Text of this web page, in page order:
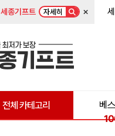
세종기프트 자세히 ×
전체 카테고리
베